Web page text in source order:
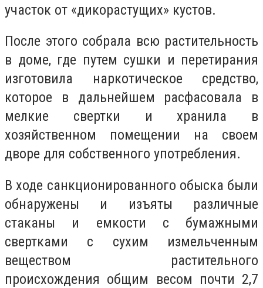
участок от «дикорастущих» кустов.
После этого собрала всю растительность
в доме, где путем сушки и перетирания
изготовила наркотическое средство,
которое в дальнейшем расфасовала в
мелкие свертки и хранила в
хозяйственном помещении на своем
дворе для собственного употребления.
В ходе санкционированного обыска были
обнаружены и изъяты различные
стаканы и емкости с бумажными
свертками с сухим измельченным
веществом растительного
происхождения общим весом почти 2,7